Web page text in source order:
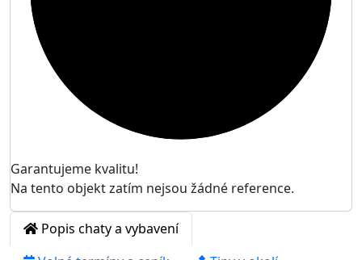
Garantujeme kvalitu!
Na tento objekt zatím nejsou žádné reference.
Popis chaty a vybavení